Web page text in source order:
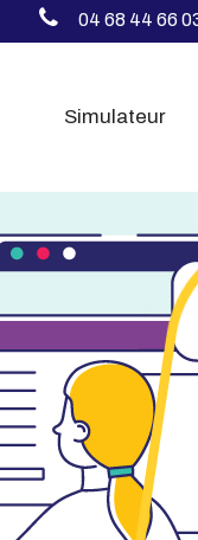
04 68 44 66
Simulateur